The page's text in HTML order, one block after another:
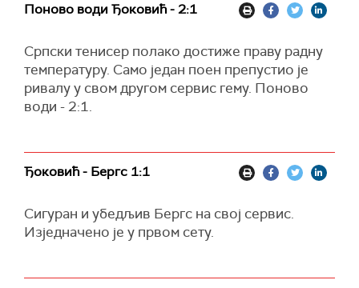
Поново води Ђоковић - 2:1
Српски тенисер полако достиже праву радну
температуру. Само један поен препустио је
ривалу у свом другом сервис гему. Поново
води - 2:1.
Ђоковић - Бергс 1:1
Сигуран и убедљив Бергс на свој сервис.
Изједначено је у првом сету.